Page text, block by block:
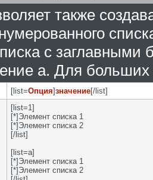
также
с
а. Для
[list=Опция]значение[/list]
[list=1]
[*]Элемент списка 1
[*]Элемент списка 2
[/list]
[list=a]
[*]Элемент списка 1
[*]Элемент списка 2